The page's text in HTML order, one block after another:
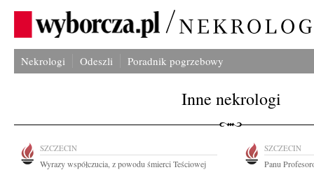
Nekrologi Odeszli Poradnik pogrzebowy
Inne nekrologi
SZCZECIN
Wyrazy współczucia, z powodu śmierci Teściowej
SZCZECIN
Panu